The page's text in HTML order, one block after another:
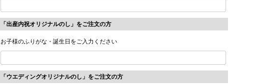
「出産内祝オリジナルのし」をご注文の方
お子様のふりがな・誕生日をご入力ください
「ウエディングオリジナルのし」をご注文の方